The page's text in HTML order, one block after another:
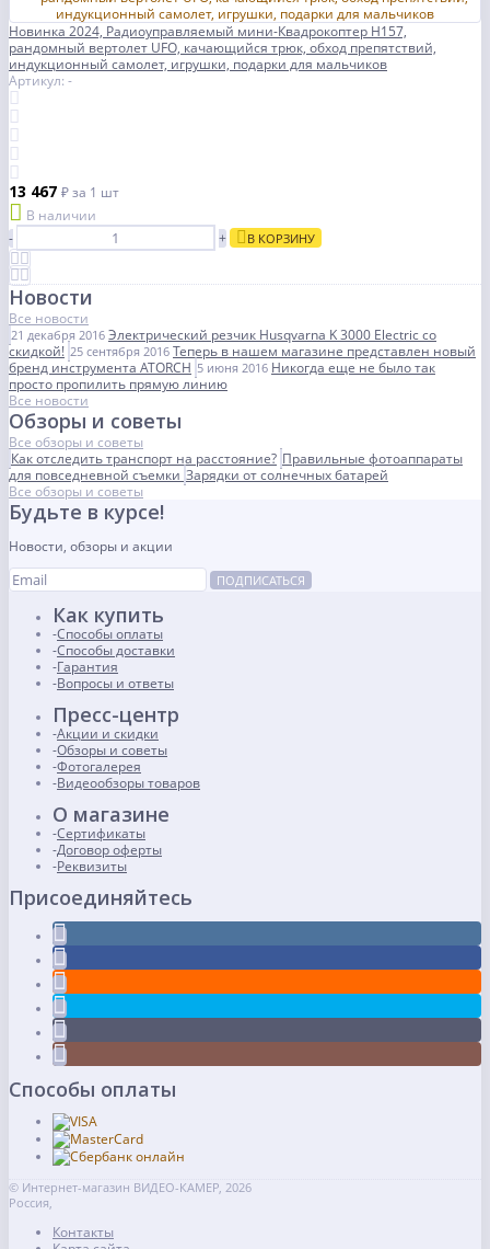
Новинка 2024, Радиоуправляемый мини-Квадрокоптер H157,
рандомный вертолет UFO, качающийся трюк, обход препятствий,
индукционный самолет, игрушки, подарки для мальчиков
Артикул: -
13 467 ₽за 1 шт
В наличии
-
+ В КОРЗИНУ
Новости
Все новости
21 декабря 2016 Электрический резчик Husqvarna K 3000 Electric со
скидкой! 25 сентября 2016 Теперь в нашем магазине представлен новый
бренд инструмента ATORCH 5 июня 2016 Никогда еще не было так
просто пропилить прямую линию
Все новости
Обзоры и советы
Все обзоры и советы
Как отследить транспорт на расстояние? Правильные фотоаппараты
для повседневной съемки Зарядки от солнечных батарей
Все обзоры и советы
Будьте в курсе!
Новости, обзоры и акции
ПОДПИСАТЬСЯ
Как купить
Способы оплаты
Способы доставки
Гарантия
Вопросы и ответы
Пресс-центр
Акции и скидки
Обзоры и советы
Фотогалерея
Видеообзоры товаров
О магазине
Сертификаты
Договор оферты
Реквизиты
Присоединяйтесь
Способы оплаты
© Интернет-магазин ВИДЕО-КАМЕР, 2026
Россия,
Контакты